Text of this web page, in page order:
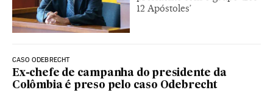
12 Apóstoles’
CASO ODEBRECHT
Ex-chefe de campanha do presidente da
Colômbia é preso pelo caso Odebrecht